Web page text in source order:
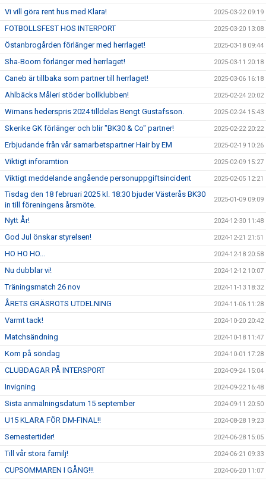
Vi vill göra rent hus med Klara! 2025-03-22 09:19
FOTBOLLSFEST HOS INTERPORT 2025-03-20 13:08
Östanbrogården förlänger med herrlaget! 2025-03-18 09:44
Sha-Boom förlänger med herrlaget! 2025-03-11 20:18
Caneb är tillbaka som partner till herrlaget! 2025-03-06 16:18
Ahlbäcks Måleri stöder bollklubben! 2025-02-24 20:02
Wimans hederspris 2024 tilldelas Bengt Gustafsson. 2025-02-24 15:43
Skerike GK förlänger och blir "BK30 & Co" partner! 2025-02-22 20:22
Erbjudande från vår samarbetspartner Hair by EM 2025-02-19 10:26
Viktigt inforamtion 2025-02-09 15:27
Viktigt meddelande angående personuppgiftsincident 2025-02-05 12:21
Tisdag den 18 februari 2025 kl. 18:30 bjuder Västerås BK30
in till föreningens årsmöte.
2025-01-09 09:09
Nytt År! 2024-12-30 11:48
God Jul önskar styrelsen! 2024-12-21 21:51
HO HO HO... 2024-12-18 20:58
Nu dubblar vi! 2024-12-12 10:07
Träningsmatch 26 nov 2024-11-13 18:32
ÅRETS GRÄSROTS UTDELNING 2024-11-06 11:28
Varmt tack! 2024-10-20 20:42
Matchsändning 2024-10-18 11:47
Kom på söndag 2024-10-01 17:28
CLUBDAGAR PÅ INTERSPORT 2024-09-24 15:04
Invigning 2024-09-22 16:48
Sista anmälningsdatum 15 september 2024-09-11 20:50
U15 KLARA FÖR DM-FINAL!! 2024-08-28 19:23
Semestertider! 2024-06-28 15:05
Till vår stora familj! 2024-06-21 09:33
CUPSOMMAREN I GÅNG!!! 2024-06-20 11:07